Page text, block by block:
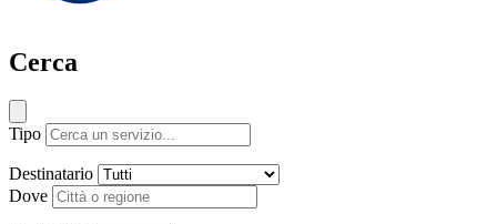
Cerca
Tipo
Destinatario
Dove